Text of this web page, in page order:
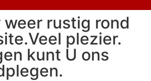
weer rustig rond
plezier.
kunt U ons